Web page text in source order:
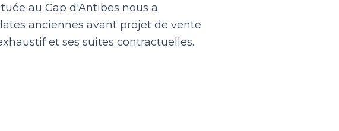
au Cap d'Antibes nous a
anciennes avant projet de vente
et ses suites contractuelles.